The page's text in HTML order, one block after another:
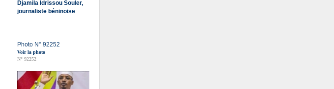
Djamila Idrissou Souler,
journaliste béninoise
Photo N° 92252
Voir la photo
N° 92252